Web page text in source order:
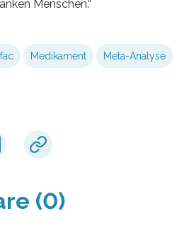
Menschen.“
Medikament Meta-Analyse
(0)